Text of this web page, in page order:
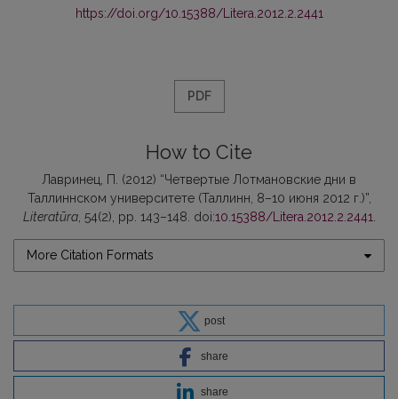
https://doi.org/10.15388/Litera.2012.2.2441
PDF
How to Cite
Лавринец, П. (2012) “Четвертые Лотмановские дни в
Таллиннском университете (Таллинн, 8–10 июня 2012 г.)”,
Literatūra, 54(2), pp. 143–148. doi:10.15388/Litera.2012.2.2441
More Citation Formats
post
share
share